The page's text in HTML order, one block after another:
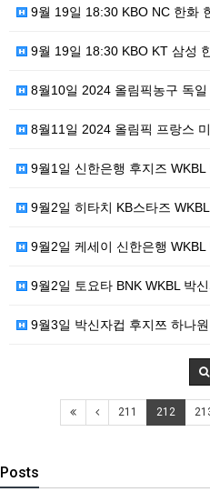
9월 19일 18:30 KBO NC 한화
9월 19일 18:30 KBO KT 삼성
8월10일 2024 올림픽농구 독일 세
8월11일 2024 올림픽 프랑스 미
9월1일 신한은행 후지즈 WKBL 박
9월2일 히타치 KB스타즈 WKBL
9월2일 케세이 신한은행 WKBL 박
9월2일 토요타 BNK WKBL 박신
9월3일 박신자컵 후지쯔 하나원큐 국
211 212
Posts